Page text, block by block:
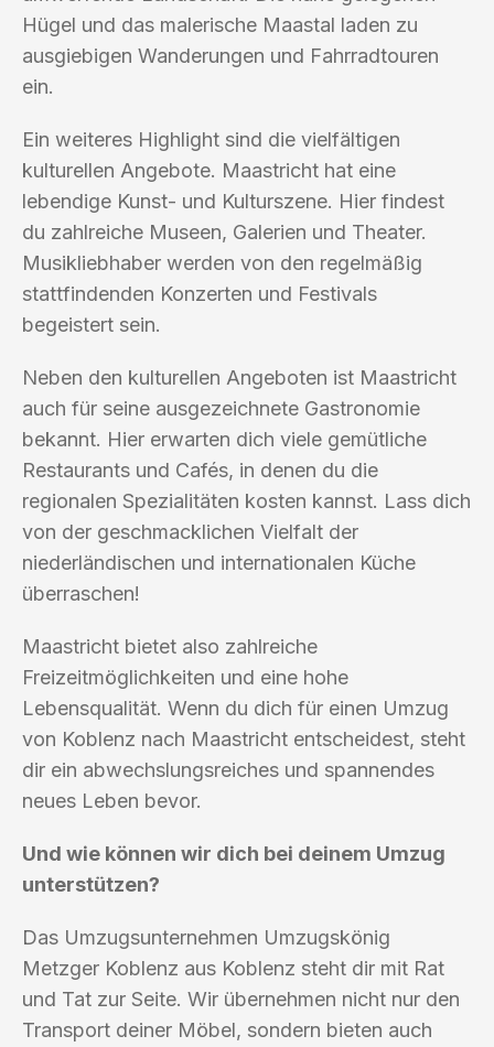
Hügel und das malerische Maastal laden zu
ausgiebigen Wanderungen und Fahrradtouren
ein.
Ein weiteres Highlight sind die vielfältigen
kulturellen Angebote. Maastricht hat eine
lebendige Kunst- und Kulturszene. Hier findest
du zahlreiche Museen, Galerien und Theater.
Musikliebhaber werden von den regelmäßig
stattfindenden Konzerten und Festivals
begeistert sein.
Neben den kulturellen Angeboten ist Maastricht
auch für seine ausgezeichnete Gastronomie
bekannt. Hier erwarten dich viele gemütliche
Restaurants und Cafés, in denen du die
regionalen Spezialitäten kosten kannst. Lass dich
von der geschmacklichen Vielfalt der
niederländischen und internationalen Küche
überraschen!
Maastricht bietet also zahlreiche
Freizeitmöglichkeiten und eine hohe
Lebensqualität. Wenn du dich für einen Umzug
von Koblenz nach Maastricht entscheidest, steht
dir ein abwechslungsreiches und spannendes
neues Leben bevor.
Und wie können wir dich bei deinem Umzug
unterstützen?
Das Umzugsunternehmen Umzugskönig
Metzger Koblenz aus Koblenz steht dir mit Rat
und Tat zur Seite. Wir übernehmen nicht nur den
Transport deiner Möbel, sondern bieten auch